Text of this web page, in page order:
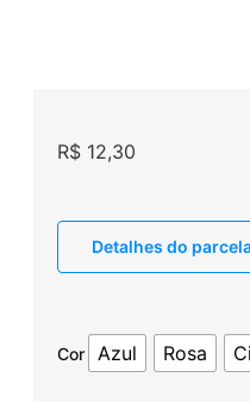
R$12,30
Detalhes do
Cor Azul Rosa